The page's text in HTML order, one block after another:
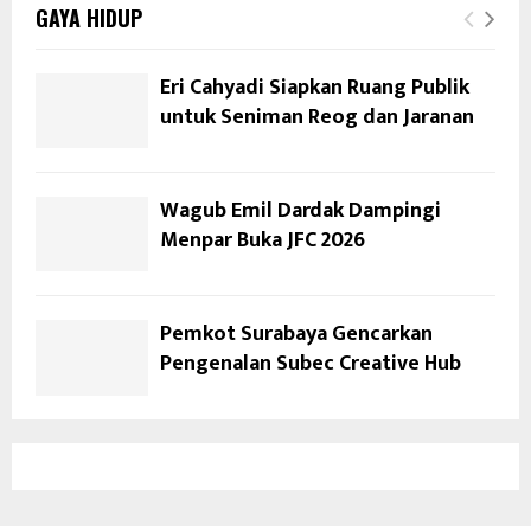
GAYA HIDUP
Eri Cahyadi Siapkan Ruang Publik
untuk Seniman Reog dan Jaranan
Wagub Emil Dardak Dampingi
Menpar Buka JFC 2026
Pemkot Surabaya Gencarkan
Pengenalan Subec Creative Hub